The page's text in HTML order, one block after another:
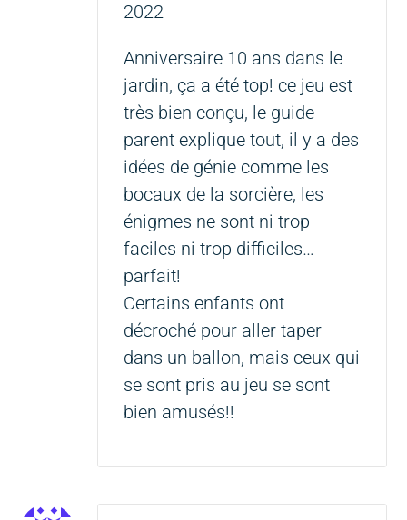
2022
Anniversaire 10 ans dans le
jardin, ça a été top! ce jeu est
très bien conçu, le guide
parent explique tout, il y a des
idées de génie comme les
bocaux de la sorcière, les
énigmes ne sont ni trop
faciles ni trop difficiles…
parfait!
Certains enfants ont
décroché pour aller taper
dans un ballon, mais ceux qui
se sont pris au jeu se sont
bien amusés!!